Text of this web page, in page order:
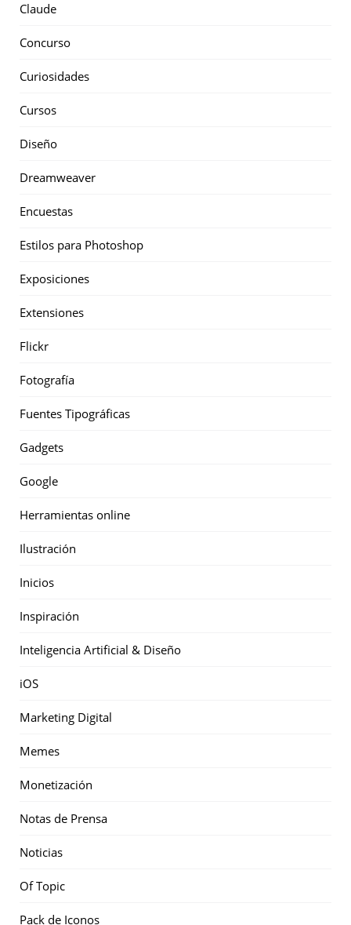
Claude
Concurso
Curiosidades
Cursos
Diseño
Dreamweaver
Encuestas
Estilos para Photoshop
Exposiciones
Extensiones
Flickr
Fotografía
Fuentes Tipográficas
Gadgets
Google
Herramientas online
Ilustración
Inicios
Inspiración
Inteligencia Artificial & Diseño
iOS
Marketing Digital
Memes
Monetización
Notas de Prensa
Noticias
Of Topic
Pack de Iconos